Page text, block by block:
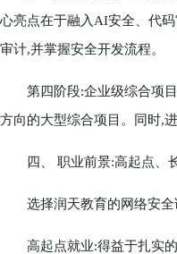
心亮点在于融入AI安全、代
审计,并掌握安全开发流程。
第四阶段:企业级综合项目
方向的大型综合项目。同时,
四、 职业前景:高起点、
选择润天教育的网络安全
高起点就业:得益于扎实的